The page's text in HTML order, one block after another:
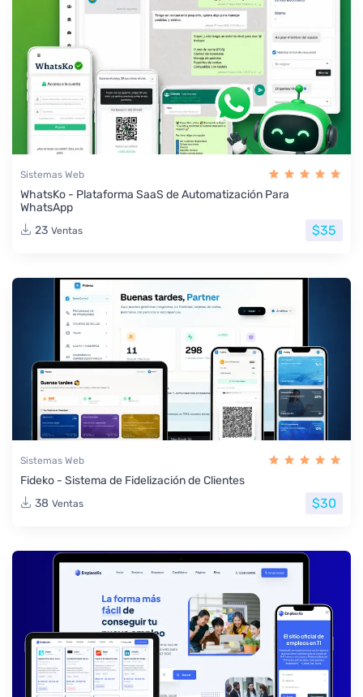
Sistemas Web
WhatsKo - Plataforma SaaS de Automatización Para
WhatsApp
23 Ventas $35
Sistemas Web
Fideko - Sistema de Fidelización de Clientes
38 Ventas $30